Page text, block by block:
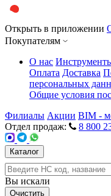
Открыть в приложении
Покупателям
О нас
Оплата Доставка
персональных
Общие условия
Филиалы Акции BIM -
Отдел продаж:
8 800
Каталог
Вы искали
Очистить